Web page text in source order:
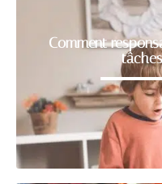
Comment